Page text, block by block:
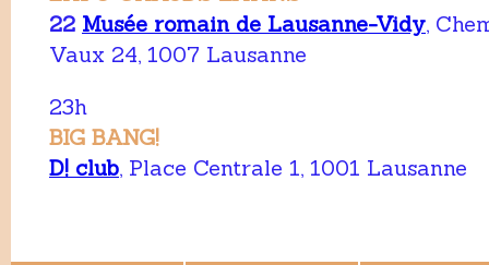
22 Musée romain de Lausanne-Vidy,
Vaux 24, 1007 Lausanne
23h
BIG BANG!
D! club, Place Centrale 1, 1001 Lausanne